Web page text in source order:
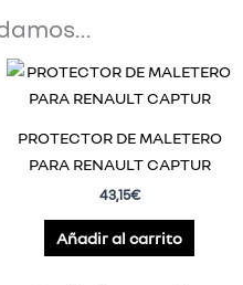
PROTECTOR DE MALETERO
PARA RENAULT CAPTUR
43,15€
Añadir al carrito